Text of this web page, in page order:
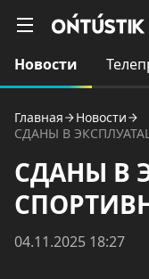
Новости
Главная
Новости
СДАНЫ В
СДАНЫ В
04.11.2025 18:27